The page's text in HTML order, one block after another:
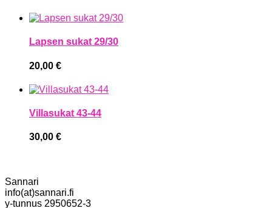
Lapsen sukat 29/30
20,00 €
Villasukat 43-44
30,00 €
Sannari
info(at)sannari.fi
y-tunnus 2950652-3